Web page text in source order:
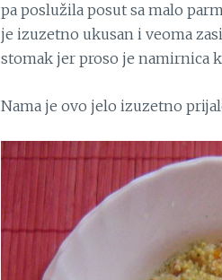
pa poslužila posut sa malo
je izuzetno ukusan i veoma
stomak jer proso je namirnica
Nama je ovo jelo izuzetno